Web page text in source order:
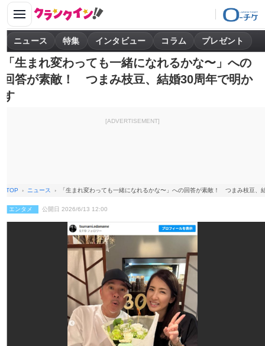
ニュース 特集 インタビュー コラム プレゼント
「生まれ変わっても一緒になれるかな〜」への
回答が素敵！ つまみ枝豆、結婚30周年で明か
す
[ADVERTISEMENT]
TOP ニュース 「生まれ変わっても一緒になれるかな〜」への回答が素敵！ つまみ枝豆、
エンタメ 公開日 2026/6/13 12:00